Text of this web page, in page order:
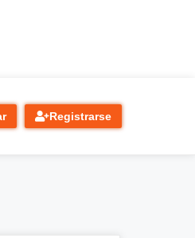
Registrarse